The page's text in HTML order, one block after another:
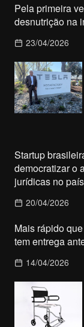
Pela primeira
desnutrição na
23/04/2026
Startup
democratizar o
jurídicas no país
20/04/2026
Mais rápido
tem entrega
14/04/2026